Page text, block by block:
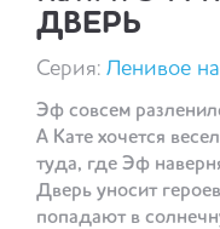
ДВЕРЬ
Серия: Ленивое
Эф совсем
А Кате хочется
туда, где Эф
Дверь уносит
попадают в